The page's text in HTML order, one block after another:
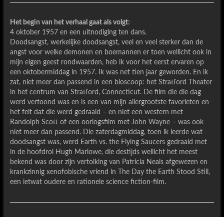
Het begin van het verhaal gaat als volgt:
4 oktober 1957 en een uitnodiging ten dans.
Doodsangst, werkelijke doodsangst, veel en veel sterker dan de
angst voor welke demonen en boemannen er toen wellicht ook in
mijn eigen geest rondwaarden, heb ik voor het eerst ervaren op
een oktobermiddag in 1957. Ik was net tien jaar geworden. En ik
zat, niet meer dan passend in een bioscoop: het Stratford Theater
in het centrum van Stratford, Connecticut. De film die die dag
werd vertoond was en is een van mijn allergrootste favorieten en
het feit dat die werd gedraaid – en niet een western met
Randolph Scott of een oorlogsfilm met John Wayne – was ook
niet meer dan passend. Die zaterdagmiddag, toen ik leerde wat
doodsangst was, werd Earth vs. the Flying Saucers gedraaid met
in de hoofdrol Hugh Marlowe, die destijds wellicht het meest
bekend was door zijn vertolking van Patricia Neals afgewezen en
krankzinnig xenofobische vriend in The Day the Earth Stood Still,
een ietwat oudere en rationele science fiction-film.